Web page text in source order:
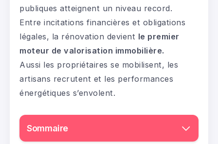
publiques atteignent un niveau record.
Entre incitations financières et obligations
légales, la rénovation devient le premier
moteur de valorisation immobilière.
Aussi les propriétaires se mobilisent, les
artisans recrutent et les performances
énergétiques s’envolent.
Sommaire